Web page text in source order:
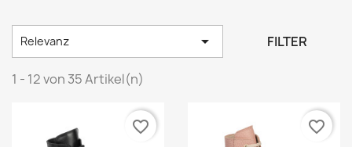
Relevanz  FILTER
1 - 12 von 35 Artikel(n)
favorite_border favorite_border